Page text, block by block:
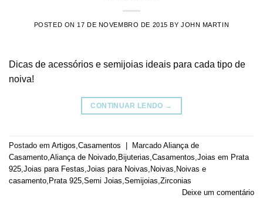
POSTED ON 17 DE NOVEMBRO DE 2015 BY JOHN MARTIN
Dicas de acessórios e semijoias ideais para cada tipo de
noiva!
CONTINUAR LENDO →
Postado em Artigos,Casamentos Marcado Aliança de
Casamento,Aliança de Noivado, Bijuterias,Casamentos,Joias em Prata
925,Joias para Festas,Joias para Noivas, Noivas, Noivas e
casamento, Prata 925,Semi Joias,Semijoias,Zirconias
Deixe um comentário